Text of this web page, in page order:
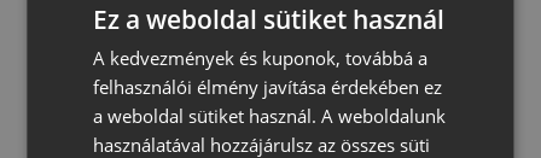
Ez a weboldal sütiket használ
A kedvezmények és kuponok, továbbá a
felhasználói élmény javítása érdekében ez
a weboldal sütiket használ. A weboldalunk
használatával hozzájárulsz az összes süti